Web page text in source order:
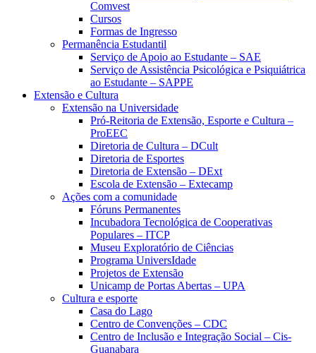
Comvest
Cursos
Formas de Ingresso
Permanência Estudantil
Serviço de Apoio ao Estudante – SAE
Serviço de Assistência Psicológica e Psiquiátrica
ao Estudante – SAPPE
Extensão e Cultura
Extensão na Universidade
Pró-Reitoria de Extensão, Esporte e Cultura –
ProEEC
Diretoria de Cultura – DCult
Diretoria de Esportes
Diretoria de Extensão – DExt
Escola de Extensão – Extecamp
Ações com a comunidade
Fóruns Permanentes
Incubadora Tecnológica de Cooperativas
Populares – ITCP
Museu Exploratório de Ciências
Programa UniversIdade
Projetos de Extensão
Unicamp de Portas Abertas – UPA
Cultura e esporte
Casa do Lago
Centro de Convenções – CDC
Centro de Inclusão e Integração Social – Cis-
Guanabara